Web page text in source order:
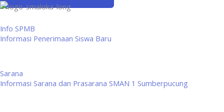
Info SPMB
Informasi Penerimaan Siswa Baru
Sarana
Informasi Sarana dan Prasarana SMAN 1 Sumberpucung